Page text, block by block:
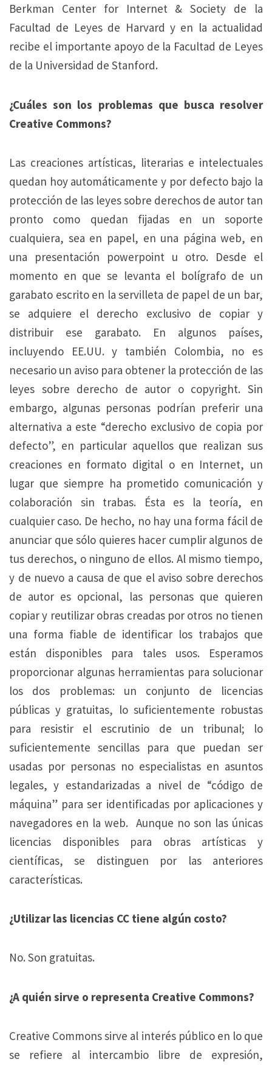
Berkman Center for Internet & Society de la
Facultad de Leyes de Harvard y en la actualidad
recibe el importante apoyo de la Facultad de Leyes
de la Universidad de Stanford.
¿Cuáles son los problemas que busca resolver
Creative Commons?
Las creaciones artísticas, literarias e intelectuales
quedan hoy automáticamente y por defecto bajo la
protección de las leyes sobre derechos de autor tan
pronto como quedan fijadas en un soporte
cualquiera, sea en papel, en una página web, en
una presentación powerpoint u otro. Desde el
momento en que se levanta el bolígrafo de un
garabato escrito en la servilleta de papel de un bar,
se adquiere el derecho exclusivo de copiar y
distribuir ese garabato. En algunos países,
incluyendo EE.UU. y también Colombia, no es
necesario un aviso para obtener la protección de las
leyes sobre derecho de autor o copyright. Sin
embargo, algunas personas podrían preferir una
alternativa a este “derecho exclusivo de copia por
defecto”, en particular aquellos que realizan sus
creaciones en formato digital o en Internet, un
lugar que siempre ha prometido comunicación y
colaboración sin trabas. Ésta es la teoría, en
cualquier caso. De hecho, no hay una forma fácil de
anunciar que sólo quieres hacer cumplir algunos de
tus derechos, o ninguno de ellos. Al mismo tiempo,
y de nuevo a causa de que el aviso sobre derechos
de autor es opcional, las personas que quieren
copiar y reutilizar obras creadas por otros no tienen
una forma fiable de identificar los trabajos que
están disponibles para tales usos. Esperamos
proporcionar algunas herramientas para solucionar
los dos problemas: un conjunto de licencias
públicas y gratuitas, lo suficientemente robustas
para resistir el escrutinio de un tribunal; lo
suficientemente sencillas para que puedan ser
usadas por personas no especialistas en asuntos
legales, y estandarizadas a nivel de “código de
máquina” para ser identificadas por aplicaciones y
navegadores en la web. Aunque no son las únicas
licencias disponibles para obras artísticas y
científicas, se distinguen por las anteriores
características.
¿Utilizar las licencias CC tiene algún costo?
No. Son gratuitas.
¿A quién sirve o representa Creative Commons?
Creative Commons sirve al interés público en lo que
se refiere al intercambio libre de expresión,